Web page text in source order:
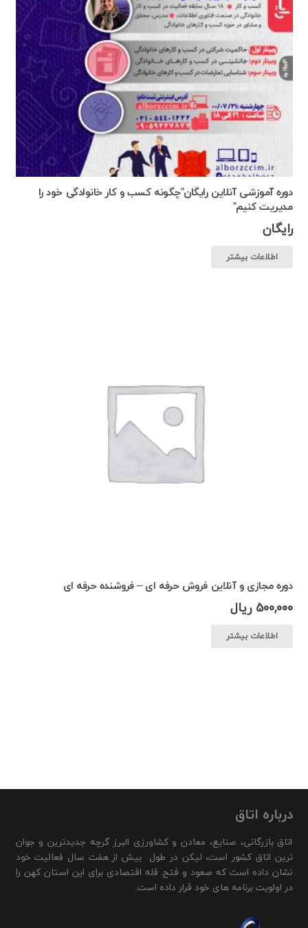
دوره آموزشی آنلاین رایگان”چگونه کسب و کار خانوادگی خود را
مدیریت کنیم”
رایگان
اطلاعات بیشتر
دوره مجازی و آنلاین فروش حرفه ای – فروشنده حرفه ای
500,000 ریال
اطلاعات بیشتر
درباره اتاق
اتاق بازرگانی، صنایع، معادن و کشاورزی البرز گرچه جدیدترین و جوان
ترین اتاق کشور است، لیکن در طول بیش از هفت سال فعالیت خود
نشان داده است که صعود و فتح قله اقتصادی برای این استان کهن را
در اولویت برنامه های خود قرار داده است.